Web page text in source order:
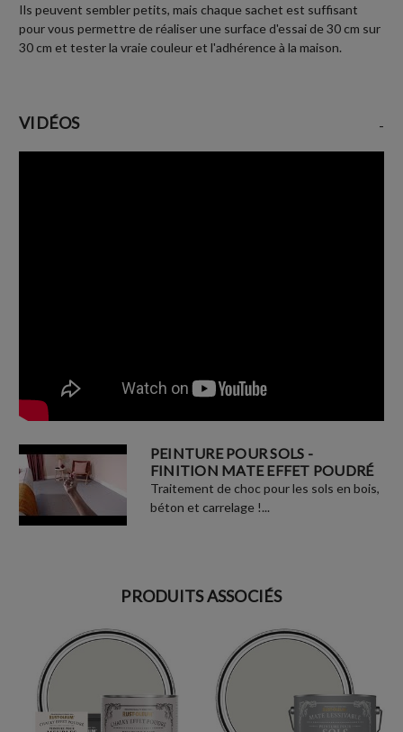
Ils peuvent sembler petits, mais chaque sachet est suffisant
pour vous permettre de réaliser une surface d'essai de 30 cm sur
30 cm et tester la vraie couleur et l'adhérence à la maison.
VIDÉOS -
PEINTURE POUR SOLS -
FINITION MATE EFFET POUDRÉ
Traitement de choc pour les sols en bois,
béton et carrelage !...
PRODUITS ASSOCIÉS